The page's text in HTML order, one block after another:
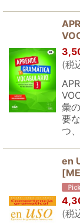
(税
彙
要
つ
en
[
(税